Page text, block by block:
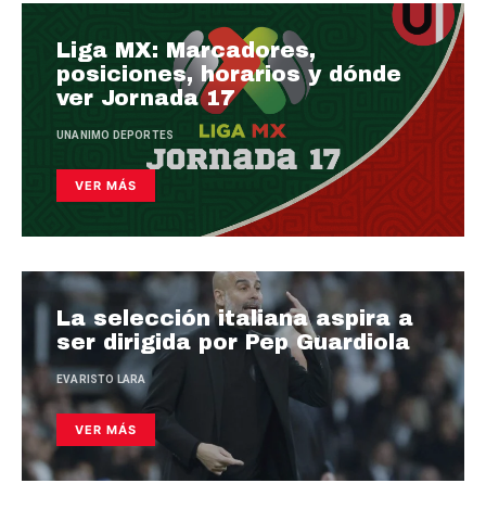
Liga MX: Marcadores,
posiciones, horarios y dónde
ver Jornada 17
UNANIMO DEPORTES
VER MÁS
La selección italiana aspira a
ser dirigida por Pep Guardiola
EVARISTO LARA
VER MÁS